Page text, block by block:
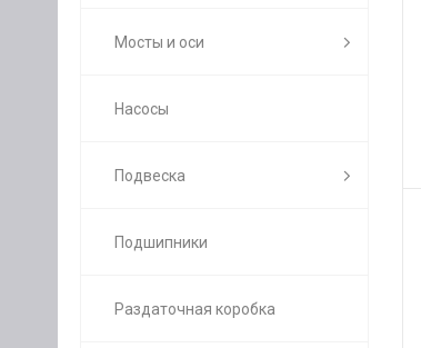
Мосты и оси
Насосы
Подвеска
Подшипники
Раздаточная коробка